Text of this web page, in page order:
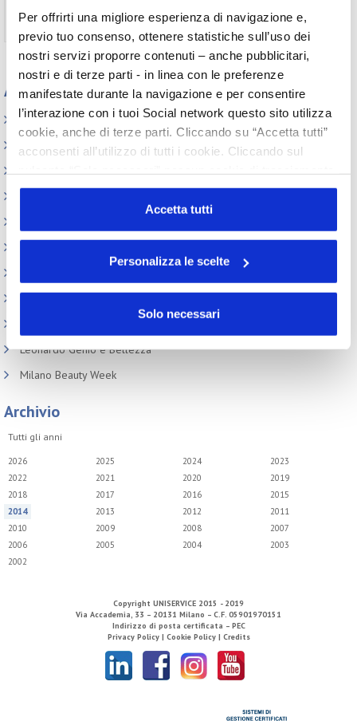
Per offrirti una migliore esperienza di navigazione e,
previo tuo consenso, ottenere statistiche sull’uso dei
nostri servizi proporre contenuti – anche pubblicitari,
nostri e di terze parti - in linea con le preferenze
manifestate durante la navigazione e per consentire
l’interazione con i tuoi Social network questo sito utilizza
cookie, anche di terze parti. Cliccando su “Accetta tutti”
acconsenti all’utilizzo di tutti i cookie. Cliccando sul
o profilazione viene utilizzato. Cliccando su
“Personalizza le scelte” è possibile esprimere la propria
volontà in relazione a ciascuna categoria di cookie del
Accetta tutti
Personalizza le scelte
Solo necessari
Non ti sei ancora registrato?Registrati
Appuntamenti
Elenco Completo
Convegno tecnico internazionale
Incontri tematici
Leonardo Genio e Bellezza
Milano Beauty Week
Archivio
Tutti gli anni
2026 2025 2024
2023
2022
2021 2020
2019
2018
2017 2016
2015
2014
2013 2012
2011
2010
2009 2008
2007
2006
2005 2004
2003
2002
Copyright UNISERVICE 2015 - 2019
Via Accademia, 33 – 20131 Milano – C.F. 05901970151
Indirizzo di posta certificata – PEC
Privacy Policy | Cookie Policy | Credits